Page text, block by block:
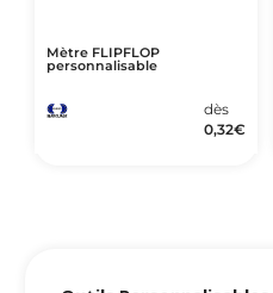
Mètre FLIPFLOP
personnalisable
dès
0,32€